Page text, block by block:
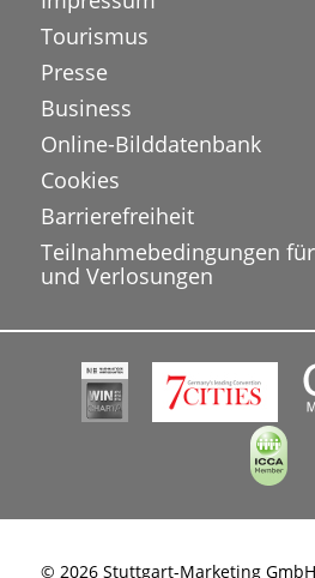
Tourismus
Presse
Business
Online-Bilddatenbank
Cookies
Barrierefreiheit
Teilnahmebedingungen
und Verlosungen
© 2026 Stuttgart-Marketing GmbH